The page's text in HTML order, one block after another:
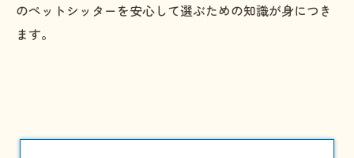
のペットシッターを安心して選ぶための知識が身につき
ます。